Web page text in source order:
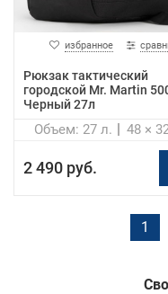
избранное
Рюкзак тактический
городской Mr. Martin
Черный 27л
48 ×
Объем: 27 л.
2 490 руб.
1